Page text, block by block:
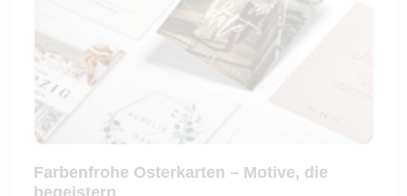
Farbenfrohe Osterkarten – Motive, die